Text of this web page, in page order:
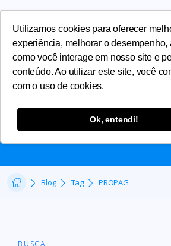
Utilizamos cookies para oferecer
experiência, melhorar o desempenho,
como você interage em nosso site e
conteúdo. Ao utilizar este site, você
com o uso de cookies.
Ok, entendi!
PROPAG
Blog Tag PROPAG
BUSCA